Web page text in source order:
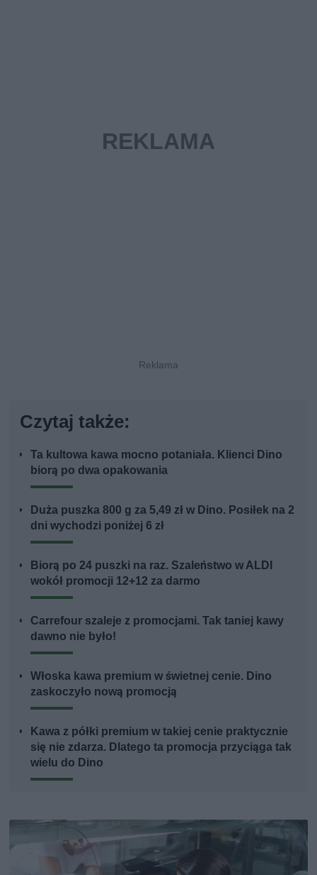
Czytaj także:
Ta kultowa kawa mocno potaniała. Klienci Dino
biorą po dwa opakowania
Duża puszka 800 g za 5,49 zł w Dino. Posiłek na 2
dni wychodzi poniżej 6 zł
Biorą po 24 puszki na raz. Szaleństwo w ALDI
wokół promocji 12+12 za darmo
Carrefour szaleje z promocjami. Tak taniej kawy
dawno nie było!
Włoska kawa premium w świetnej cenie. Dino
zaskoczyło nową promocją
Kawa z półki premium w takiej cenie praktycznie
się nie zdarza. Dlatego ta promocja przyciąga tak
wielu do Dino